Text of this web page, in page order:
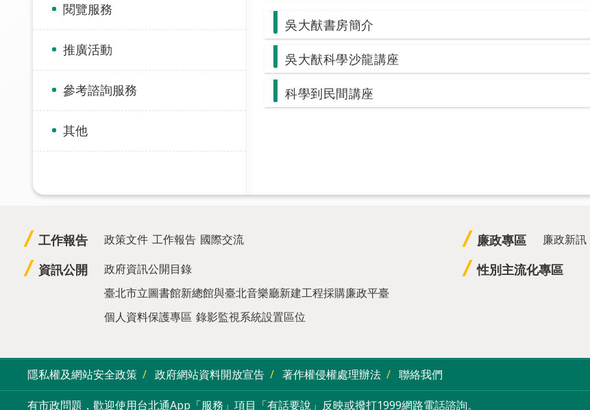
閱覽服務
推廣活動
參考諮詢服務
其他
吳大猷書房簡介
吳大猷科學沙龍講座
科學到民間講座
工作報告 政策文件 工作報告 國際交流
資訊公開
政府資訊公開目錄
臺北市立圖書館新總館與臺北音樂廳新建工程採購廉政平臺
個人資料保護專區 錄影監視系統設置區位
廉政專區 廉政新訊
性別主流化專區
隱私權及網站安全政策 政府網站資料開放宣告 著作權侵權處理辦法 聯絡我們
有市政問題，歡迎使用台北通App「服務」項目「有話要說」反映或撥打1999網路電話諮詢。